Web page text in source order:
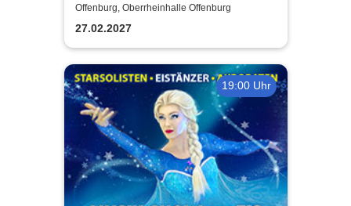
Moves. Die Show.
Offenburg, Oberrheinhalle Offenburg
27.02.2027
19:00 Uhr